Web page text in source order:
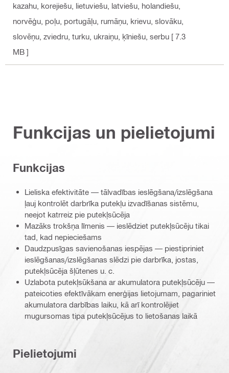
kazahu, korejiešu, lietuviešu, latviešu, holandiešu,
norvēģu, poļu, portugāļu, rumāņu, krievu, slovāku,
slovēņu, zviedru, turku, ukraiņu, ķīniešu, serbu [ 7.3
MB ]
Funkcijas un pielietojumi
Funkcijas
Lieliska efektivitāte — tālvadības ieslēgšana/izslēgšana
ļauj kontrolēt darbrīka putekļu izvadīšanas sistēmu,
neejot katrreiz pie putekļsūcēja
Mazāks trokšņa līmenis — ieslēdziet putekļsūcēju tikai
tad, kad nepieciešams
Daudzpusīgas savienošanas iespējas — piestipriniet
ieslēgšanas/izslēgšanas slēdzi pie darbrīka, jostas,
putekļsūcēja šļūtenes u. c.
Uzlabota putekļsūkšana ar akumulatora putekļsūcēju —
pateicoties efektīvākam enerģijas lietojumam, pagariniet
akumulatora darbības laiku, kā arī kontrolējiet
mugursomas tipa putekļsūcējus to lietošanas laikā
Pielietojumi